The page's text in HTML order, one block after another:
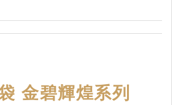
金碧輝煌系列